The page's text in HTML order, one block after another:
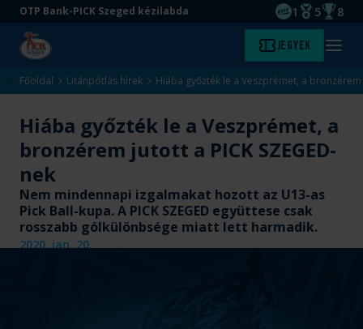
Ugrás
tartalomra
Ugrás
aljára
OTP Bank-PICK Szeged kézilabda
EHF
1
Magyar
5 8
Kezdőlap Jegyek Menü
Főoldal Utánpótlás hírek Hiába győzték le a Veszprémet, a bronzérem
Hiába győzték le a Veszprémet, a
bronzérem jutott a PICK SZEGED-
nek
Nem mindennapi izgalmakat hozott az U13-as
Pick Ball-kupa. A PICK SZEGED együttese csak
rosszabb gólkülönbsége miatt lett harmadik.
2020. jan. 20.